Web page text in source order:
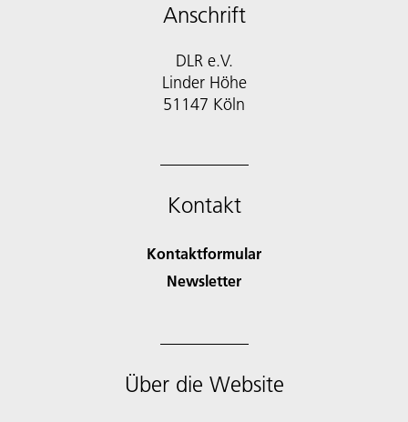
Anschrift
DLR e.V.
Linder Höhe
51147 Köln
Kontakt
Kontaktformular
Newsletter
Über die Website